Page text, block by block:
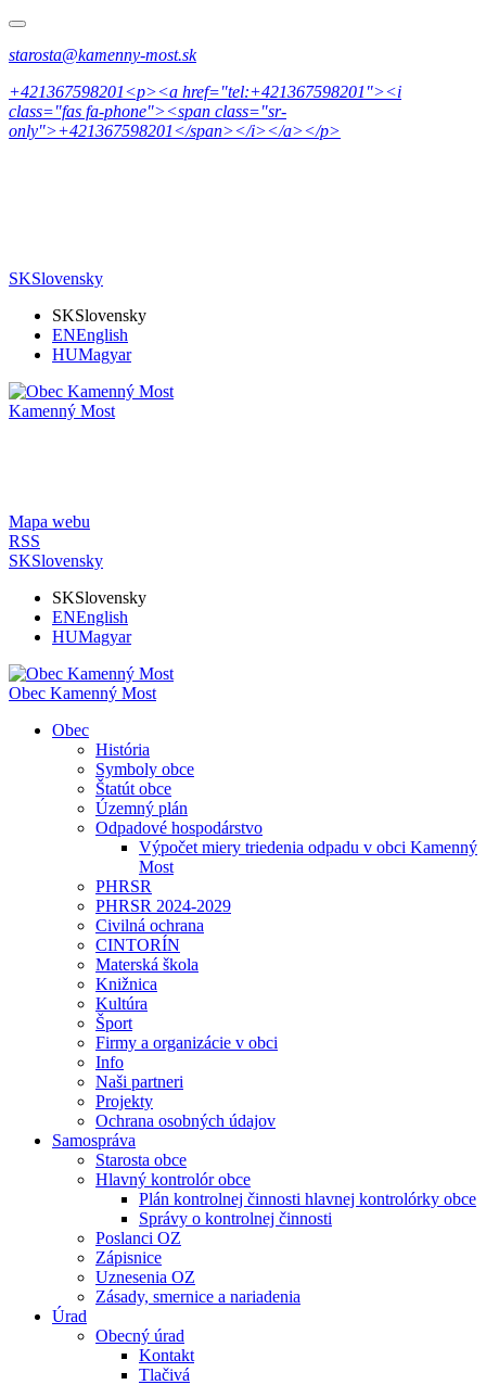
starosta@kamenny-most.sk
+421367598201<p><a href="tel:+421367598201"><i
class="fas fa-phone"><span class="sr-
only">+421367598201</span></i></a></p>
SKSlovensky
SKSlovensky
ENEnglish
HUMagyar
Kamenný Most
Mapa webu
RSS
SKSlovensky
SKSlovensky
ENEnglish
HUMagyar
Obec Kamenný Most
Obec
História
Symboly obce
Štatút obce
Územný plán
Odpadové hospodárstvo
Výpočet miery triedenia odpadu v obci Kamenný
Most
PHRSR
PHRSR 2024-2029
Civilná ochrana
CINTORÍN
Materská škola
Knižnica
Kultúra
Šport
Firmy a organizácie v obci
Info
Naši partneri
Projekty
Ochrana osobných údajov
Samospráva
Starosta obce
Hlavný kontrolór obce
Plán kontrolnej činnosti hlavnej kontrolórky obce
Správy o kontrolnej činnosti
Poslanci OZ
Zápisnice
Uznesenia OZ
Zásady, smernice a nariadenia
Úrad
Obecný úrad
Kontakt
Tlačivá